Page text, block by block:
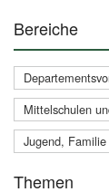
Bereiche
Mittelschulen
Jugend,
Themen